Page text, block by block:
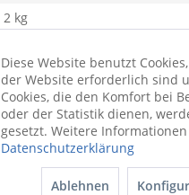
2 kg
Diese Website benutzt
der Website erforderlich sind
Cookies, die den Komfort bei
oder der Statistik dienen,
gesetzt. Weitere
Datenschutzerklärung
Ablehnen